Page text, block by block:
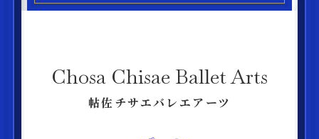
Chosa Chisae Ballet Arts
帖佐チサエバレエアーツ